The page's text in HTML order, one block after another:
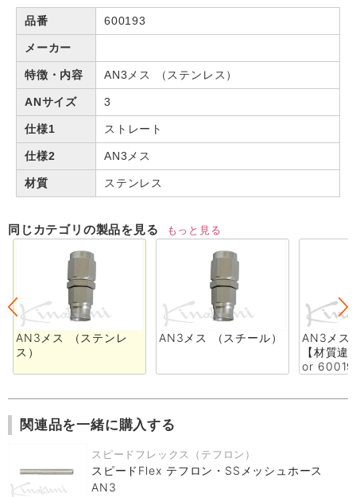
品番 600193
メーカー
特徴・内容 AN3メス （ステンレス）
ANサイズ 3
仕様1 ストレート
仕様2 AN3メス
材質 ステンレス
同じカテゴリの製品を見る もっと見る
AN3メス （ステンレ
ス）
AN3メス （スチール）
AN3メス
【材質
or
関連品を一緒に購入する
スピードフレックス（テフロン）
スピードFlex テフロン・SSメッシュホース
AN3